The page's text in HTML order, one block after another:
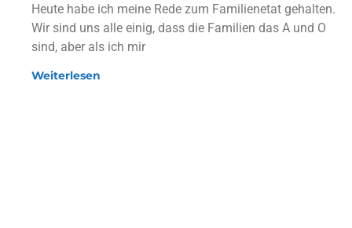
Heute habe ich meine Rede zum Familienetat gehalten.
Wir sind uns alle einig, dass die Familien das A und O
sind, aber als ich mir
Weiterlesen